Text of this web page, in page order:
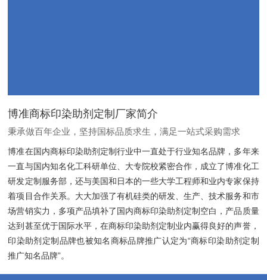
博准商标印染助剂定制厂家简介
秉承做百年企业，坚持国标品质求生，满足一站式采购需求
博准在国内商标印染助剂定制行业中一直处于行业知名品牌，多年来
一直与国内知名化工科研单位、大专院校紧密合作，成立了博准化工
研发定制服务部，还与美国和日本的一些大学工程师和业内专家保持
着项目合作关系。大大加强了有机硅类的研发、生产、技术服务和市
场营销实力，多项产品填补了国内商标印染助剂定制空白，产品质量
达到甚至优于国际水平，在商标印染助剂定制业内赢得良好的声誉，
印染助剂定制品牌也被知名商标品牌推广认定为“商标印染助剂定制
推广知名品牌”。